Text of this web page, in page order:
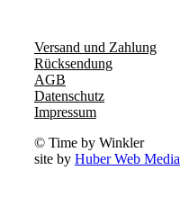
Versand und Zahlung
Rücksendung
AGB
Datenschutz
Impressum
© Time by Winkler
site by Huber Web Media